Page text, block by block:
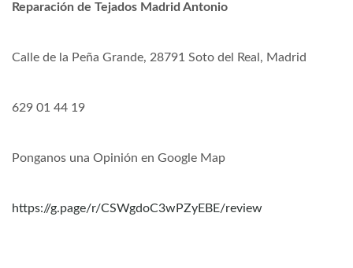
Reparación de Tejados Madrid Antonio
Calle de la Peña Grande, 28791 Soto del Real, Madrid
629 01 44 19
Ponganos una Opinión en Google Map
https://g.page/r/CSWgdoC3wPZyEBE/review